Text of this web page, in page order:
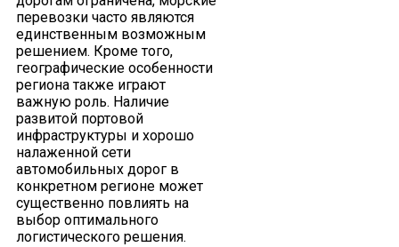
перевозки часто являются
единственным возможным
решением. Кроме того,
географические особенности
региона также играют
важную роль. Наличие
развитой портовой
инфраструктуры и хорошо
налаженной сети
автомобильных дорог в
конкретном регионе может
существенно повлиять на
выбор оптимального
логистического решения.